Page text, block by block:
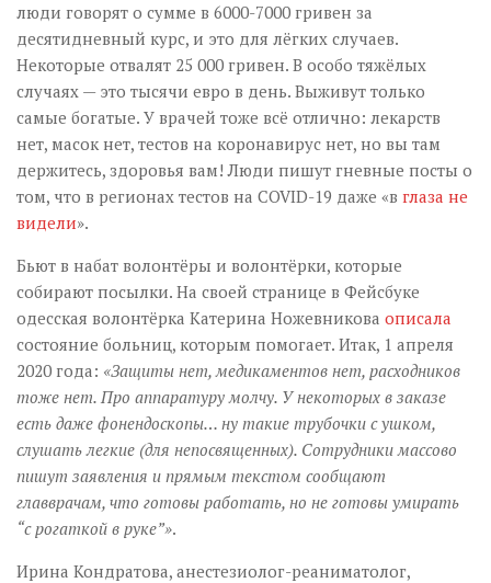
люди говорят о сумме в 6000-7000 гривен за
десятидневный курс, и это для лёгких случаев.
Некоторые отвалят 25 000 гривен. В особо тяжёлых
случаях — это тысячи евро в день. Выживут только
самые богатые. У врачей тоже всё отлично: лекарств
нет, масок нет, тестов на коронавирус нет, но вы там
держитесь, здоровья вам! Люди пишут гневные посты о
том, что в регионах тестов на COVID-19 даже «в глаза не
видели».
Бьют в набат волонтёры и волонтёрки, которые
собирают посылки. На своей странице в Фейсбуке
одесская волонтёрка Катерина Ножевникова описала
состояние больниц, которым помогает. Итак, 1 апреля
2020 года: «Защиты нет, медикаментов нет, расходников
тоже нет. Про аппаратуру молчу. У некоторых в заказе
есть даже фонендоскопы… ну такие трубочки с ушком,
слушать легкие (для непосвященных). Сотрудники массово
пишут заявления и прямым текстом сообщают
главврачам, что готовы работать, но не готовы умирать
“с рогаткой в руке”».
Ирина Кондратова, анестезиолог-реаниматолог,